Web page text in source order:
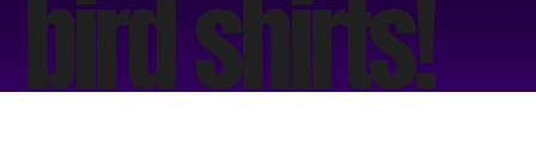
bird shirts!